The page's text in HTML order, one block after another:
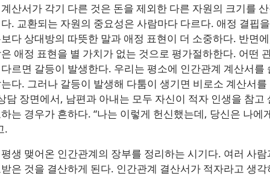
산서가 각기 다른 것은 돈을 제외한 다른 자원의 크기를
. 교환되는 자원의 중요성은 사람마다 다르다. 애정 결핍
다 상대방의 따뜻한 말과 애정 표현이 더 소중하다. 반면
애정 표현을 별 가치가 없는 것으로 평가절하한다. 어떤
르면 갈등이 발생한다. 우리는 평소에 인간관계 계산서를
다. 그러나 갈등이 발생해 다툼이 생기면 비로소 계산서
담 장면에서, 남편과 아내는 모두 자신이 적자 인생을 참고
는 경우가 흔하다. “나는 이렇게 헌신했는데, 당신은 나에
.
생 맺어온 인간관계의 장부를 정리하는 시기다. 여러 사
은 것을 결산하게 된다. 인간관계 결산서가 적자라고 생